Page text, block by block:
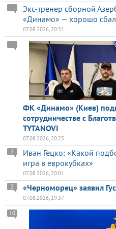
Экс-тренер сборной
«Динамо» — хорошо
07.08.2026, 20:51
ФК «Динамо» (Киев)
сотрудничестве с
TYTANOVI
07.08.2026, 20:25
Иван Гецко: «Какой
игра в еврокубках»
7
07.08.2026, 20:01
«Черноморец» заявил
2
07.08.2026, 19:37
10